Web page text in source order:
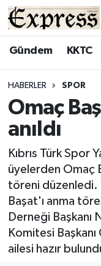
Gündem KKTC
HABERLER SPOR
Omaç
anıldı
Kıbrıs Türk Spor
üyelerden Omaç
töreni düzenledi.
Başat'ı anma
Derneği
Komitesi
ailesi hazır
ALAYKÖY
BİLİM
DÜNYA
EĞİTİM
EKONOMİ
Hava Durumu
Süper Lig
Son Dakika
Haber Arşivi